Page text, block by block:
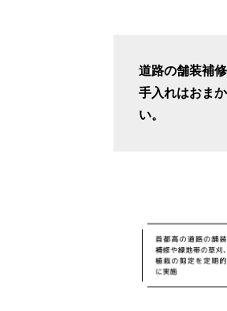
道路の舗装補
手入れはおま
い。